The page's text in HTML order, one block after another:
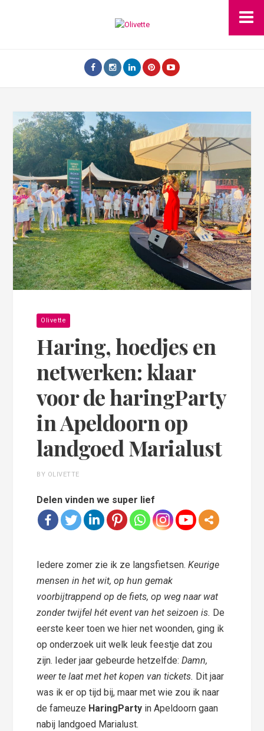
Olivette
Haring, hoedjes en
netwerken: klaar
voor de haringParty
in Apeldoorn op
landgoed Marialust
BY OLIVETTE
Delen vinden we super lief
Iedere zomer zie ik ze langsfietsen.Keurige
mensen in het wit, op hun gemak
voorbijtrappend op de fiets, op weg naar wat
zonder twijfel hét event van het seizoen is. De
eerste keer toen we hier net woonden, ging ik
op onderzoek uit welk leuk feestje dat zou
zijn. Ieder jaar gebeurde hetzelfde:Damn,
weer te laat met het kopen van tickets. Dit jaar
was ik er op tijd bij, maar met wie zou ik naar
de fameuze HaringParty in Apeldoorn gaan
nabij landgoed Marialust.